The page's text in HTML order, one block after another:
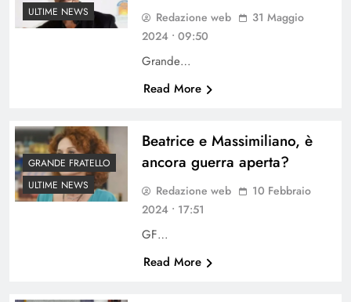
ULTIME NEWS
Redazione web
31 Maggio
2024 • 09:50
Grande…
Read More
GRANDE FRATELLO
ULTIME NEWS
Beatrice e Massimiliano, è
ancora guerra aperta?
Redazione web
10 Febbraio
2024 • 17:51
GF…
Read More